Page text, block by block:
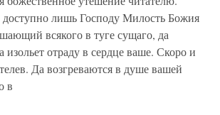
доступно лишь Господу Милость Божия
всякого в туге сущаго, да
изольет отраду в сердце ваше. Скоро и
Да возгреваются в душе вашей
в